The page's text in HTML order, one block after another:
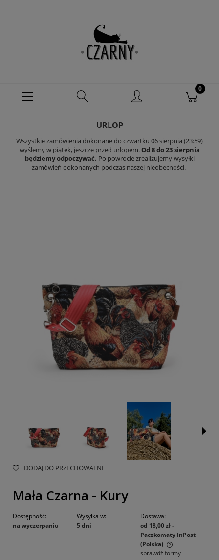
URLOP
Wszystkie zamówienia dokonane do czwartku 06 sierpnia (23:59)
wyślemy w piątek, jeszcze przed urlopem. Od 8 do 23 sierpnia
będziemy odpoczywać. Po powrocie zrealizujemy wysyłki
zamówień dokonanych podczas naszej nieobecności.
DODAJ DO PRZECHOWALNI
Mała Czarna - Kury
Dostępność:
na wyczerpaniu
Wysyłka w:
5 dni
Dostawa:
od 18,00 zł-
Paczkomaty InPost
(Polska)
Cena nie zawiera ewentualnych kosztów płatności
sprawdź formy